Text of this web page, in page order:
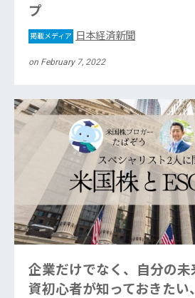
プ
掲載メディア 日本経済新聞
on February 7, 2022
企業だけでなく、自分の
資初心者が知っておきたい